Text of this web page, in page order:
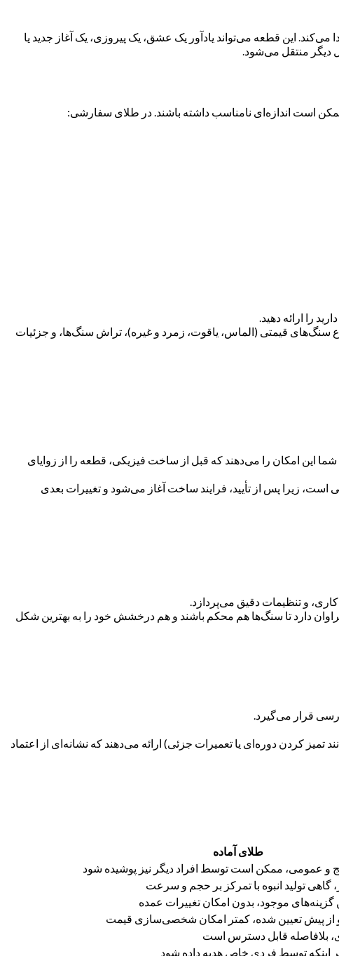
این قطعه می‌تواند یادآور یک عشق، یک پیروزی، یک آغاز جدید یا
دیگر منتقل می‌شود.
ممکن است اندازه‌ای نامناسب داشته باشند. در طلای سفارشی:
را ارائه دهید.
سنگ‌های قیمتی (الماس، یاقوت، زمرد و غیره)، تراش سنگ‌ها، و جزئیات
این امکان را می‌دهند که قبل از ساخت فیزیکی، قطعه را از زوایای
است، زیرا پس از تأیید، فرایند ساخت آغاز می‌شود و تغییرات بعدی
و تنظیمات دقیق می‌پردازد.
دارد تا سنگ‌ها هم محکم باشند و هم درخشش خود را به بهترین شکل
قرار می‌گیرد.
کردن دوره‌ای یا تعمیرات جزئی) ارائه می‌دهند که نشانه‌ای از اعتماد
طلای آماده
و عمومی، ممکن است توسط افراد دیگر نیز پوشیده شود
گاهی تولید انبوه با تمرکز بر حجم و سرعت
گزینه‌های موجود، بدون امکان تغییرات عمده
از پیش تعیین شده، کمتر امکان شخصی‌سازی قیمت
بلافاصله قابل دسترس است
اینکه توسط فردی خاص هدیه داده شود